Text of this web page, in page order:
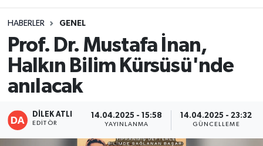
HABERLER GENEL
Prof. Dr. Mustafa İnan,
Halkın Bilim Kürsüsü'nde
anılacak
DİLEK ATLI
EDITÖR
14.04.2025 - 15:58
YAYINLANMA
14.04.2025 - 23:32
GÜNCELLEME
Süper Lig Puan Durumu ve Fikstür
Tüm Manşetler
Son Dakika Haberleri
Haber Arşivi